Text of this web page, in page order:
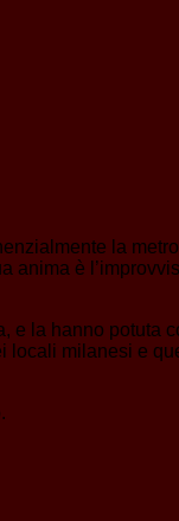
la
anima è
e la hanno potuta
locali milanesi e